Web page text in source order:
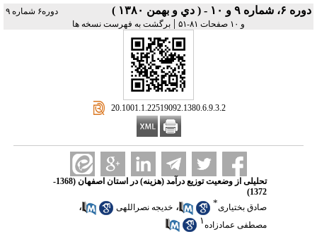
دوره ۶، شماره ۹ و ۱۰ - ( دي و بهمن ۱۳۸۰ )
دوره۶ شماره ۹
و ۱۰ صفحات ۸۱-۵۱
| برگشت به فهرست نسخه ها
‎ 20.1001.1.22519092.1380.6.9.3.2
تحلیلی از وضعیت توزیع درآمد (هزینه) در استان اصفهان (1368-
1372)
صادق بختیاری* ، خدیجه نصراللهی ،
مصطفی عمادزاده۱